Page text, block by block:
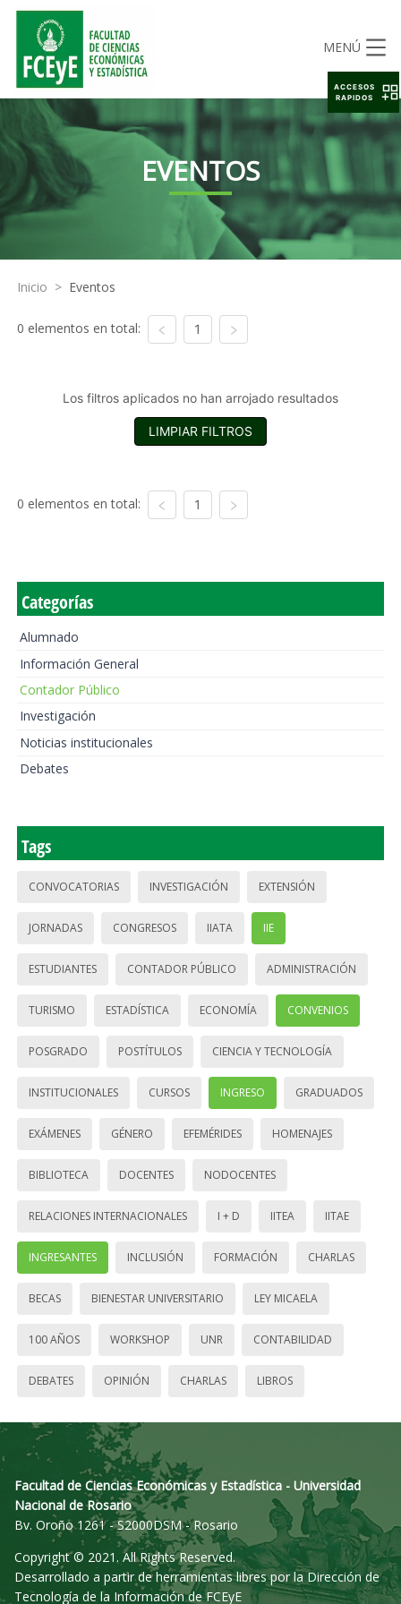
MENÚ
EVENTOS
Inicio > Eventos
0 elementos en total: 1
Los filtros aplicados no han arrojado resultados
LIMPIAR FILTROS
0 elementos en total: 1
Categorías
Alumnado
Información General
Contador Público
Investigación
Noticias institucionales
Debates
Tags
CONVOCATORIAS INVESTIGACIÓN EXTENSIÓN
JORNADAS CONGRESOS IIATA IIE
ESTUDIANTES CONTADOR PÚBLICO ADMINISTRACIÓN
TURISMO ESTADÍSTICA ECONOMÍA CONVENIOS
POSGRADO POSTÍTULOS CIENCIA Y TECNOLOGÍA
INSTITUCIONALES CURSOS INGRESO GRADUADOS
EXÁMENES GÉNERO EFEMÉRIDES HOMENAJES
BIBLIOTECA DOCENTES NODOCENTES
RELACIONES INTERNACIONALES I + D IITEA IITAE
INGRESANTES INCLUSIÓN FORMACIÓN CHARLAS
BECAS BIENESTAR UNIVERSITARIO LEY MICAELA
100 AÑOS WORKSHOP UNR CONTABILIDAD
DEBATES OPINIÓN CHARLAS LIBROS
Facultad de Ciencias Económicas y Estadística - Universidad
Nacional de Rosario
Bv. Oroño 1261 - S2000DSM - Rosario
Copyright © 2021. All Rights Reserved.
Desarrollado a partir de herramientas libres por la Dirección de
Tecnología de la Información de FCEyE
ACCESOS
RAPIDOS